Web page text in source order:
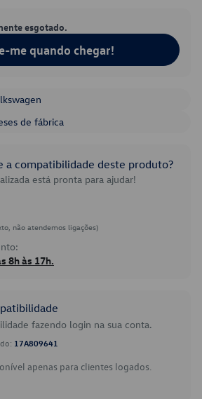
esgotado.
me quando chegar!
de fábrica
a compatibilidade deste produto?
está pronta para ajudar!
não atendemos ligações)
8h às 17h.
fazendo login na sua conta.
17A809641
apenas para clientes logados.